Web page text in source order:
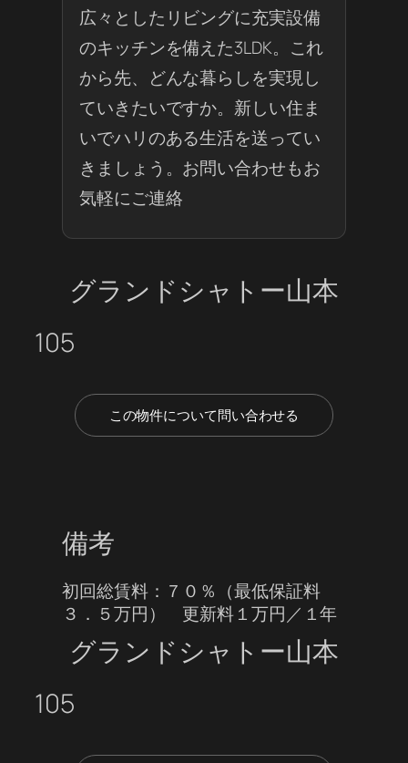
広々としたリビングに充実設備
のキッチンを備えた3LDK。これ
から先、どんな暮らしを実現し
ていきたいですか。新しい住ま
いでハリのある生活を送ってい
きましょう。お問い合わせもお
気軽にご連絡
グランドシャトー山本
105
この物件について問い合わせる
備考
初回総賃料：７０％（最低保証料
３．５万円） 更新料１万円／１年
グランドシャトー山本
105